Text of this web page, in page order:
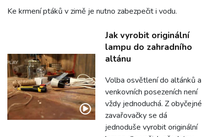
Ke krmení ptáků v zimě je nutno zabezpečit i vodu.
Jak vyrobit originální
lampu do zahradního
altánu
Volba osvětlení do altánků a
venkovních posezeních není
vždy jednoduchá. Z obyčejné
zavařovačky se dá
jednoduše vyrobit originální